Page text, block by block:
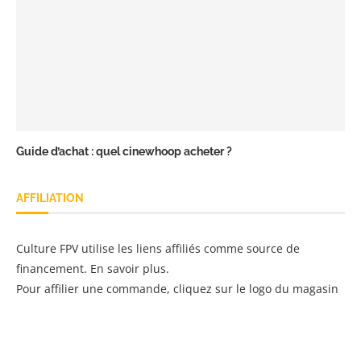
Guide d’achat : quel cinewhoop acheter ?
AFFILIATION
Culture FPV utilise les liens affiliés comme source de
financement. En savoir plus.
Pour affilier une commande, cliquez sur le logo du magasin